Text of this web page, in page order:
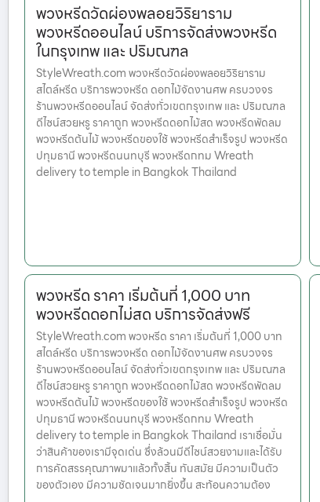
พวงหรีดวัดผ่องพลอยวิริยาราม
พวงหรีดออนไลน์ บริการจัดส่งพวงหรีด
ในกรุงเทพ และ ปริมณฑล
StyleWreath.com พวงหรีดวัดผ่องพลอยวิริยาราม
สไตล์หรีด บริการพวงหรีด ดอกไม้จัดงานศพ ครบวงจร
ร้านพวงหรีดออนไลน์ จัดส่งทั่วเขตกรุงเทพ และ ปริมณฑล
ดีไซน์สวยหรู ราคาถูก พวงหรีดดอกไม้สด พวงหรีดพัดลม
พวงหรีดต้นไม้ พวงหรีดของใช้ พวงหรีดสำเร็จรูป พวงหรีด
ปทุมธานี พวงหรีดนนทบุรี พวงหรีดกทม Wreath
delivery to temple in Bangkok Thailand
พวงหรีด ราคา เริ่มต้นที่ 1,000 บาท
พวงหรีดดอกไม่สด บริการจัดส่งฟรี
StyleWreath.com พวงหรีด ราคา เริ่มต้นที่ 1,000 บาท
สไตล์หรีด บริการพวงหรีด ดอกไม้จัดงานศพ ครบวงจร
ร้านพวงหรีดออนไลน์ จัดส่งทั่วเขตกรุงเทพ และ ปริมณฑล
ดีไซน์สวยหรู ราคาถูก พวงหรีดดอกไม้สด พวงหรีดพัดลม
พวงหรีดต้นไม้ พวงหรีดของใช้ พวงหรีดสำเร็จรูป พวงหรีด
ปทุมธานี พวงหรีดนนทบุรี พวงหรีดกทม Wreath
delivery to temple in Bangkok Thailand เราเชื่อมั่น
ว่าสินค้าของเรามีจุดเด่น ซึ่งล้วนมีดีไซน์สวยงามและได้รับ
การคัดสรรคุณภาพมาแล้วทั้งสิ้น ทันสมัย มีความเป็นตัว
ของตัวเอง มีความชัดเจนมากยิ่งขึ้น สะท้อนความต้อง